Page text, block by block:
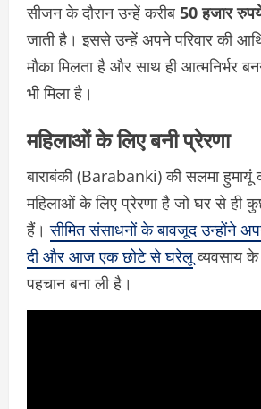
सीजन के दौरान उन्हें करीब 50 हजार
जाती है। इससे उन्हें अपने परिवार की
मौका मिलता है और साथ ही आत्मनिर्भर
भी मिला है।
महिलाओं के लिए बनी प्रेरणा
बाराबंकी (Barabanki) की सलमा हुमायूं
महिलाओं के लिए प्रेरणा है जो घर से ही
हैं।सीमित संसाधनों के बावजूद उन्होंने
दी और आज एक छोटे से घरेलूव्यवसाय
पहचान बना ली है।